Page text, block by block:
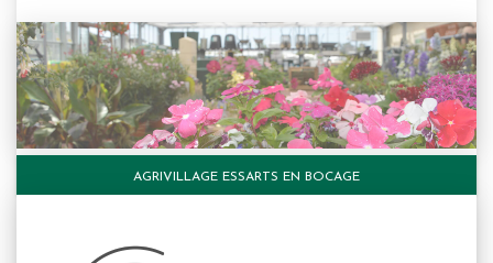
AGRIVILLAGE ESSARTS EN BOCAGE